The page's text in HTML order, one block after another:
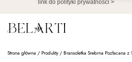
Strona główna / Produkty/ Bransoletka Srebrna Pozłacana z